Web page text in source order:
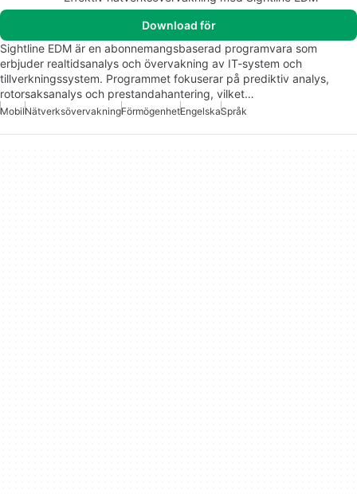
Download för
Sightline EDM är en abonnemangsbaserad programvara som
erbjuder realtidsanalys och övervakning av IT-system och
tillverkningssystem. Programmet fokuserar på prediktiv analys,
rotorsaksanalys och prestandahantering, vilket…
MobilNätverksövervakningFörmögenhetEngelskaSpråk